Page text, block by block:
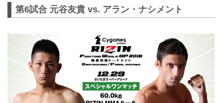
第6試合 元谷友貴 vs. アラン・ナシメント